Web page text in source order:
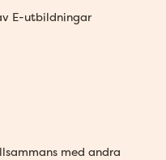
E-utbildningar
med andra